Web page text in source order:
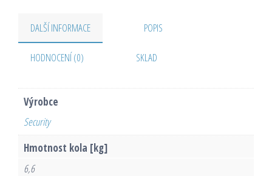
DALŠÍ INFORMACE POPIS
HODNOCENÍ (0) SKLAD
Výrobce
Security
Hmotnost kola [kg]
6,6